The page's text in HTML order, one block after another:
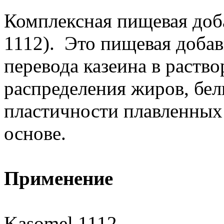
Комплексная пищевая
1112). Это пищевая
перевода казеина в
распределения жиров,
пластичности
основе.
Применение